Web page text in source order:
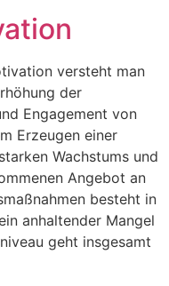
versteht man
der
Engagement von
Erzeugen einer
Wachstums und
Angebot an
besteht in
anhaltender Mangel
geht insgesamt